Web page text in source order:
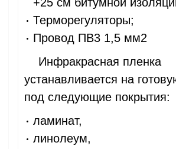
Терморегуляторы;
Провод ПВ3 1,5 мм2
Инфракрасная пленка
устанавливается на
под следующие покрытия:
ламинат,
линолеум,